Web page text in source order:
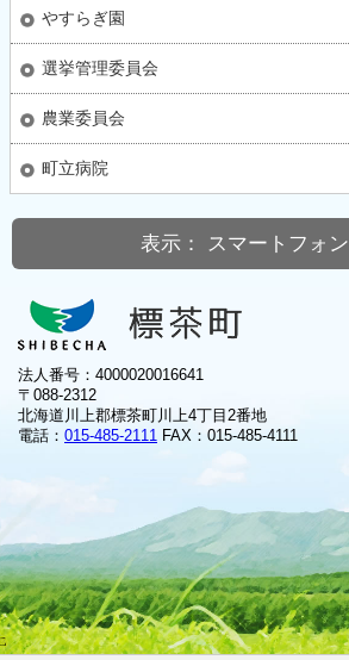
やすらぎ園
選挙管理委員会
農業委員会
町立病院
表示： スマートフォン
法人番号：4000020016641
〒088-2312
北海道川上郡標茶町川上4丁目2番地
電話： 015-485-2111 FAX：015-485-4111